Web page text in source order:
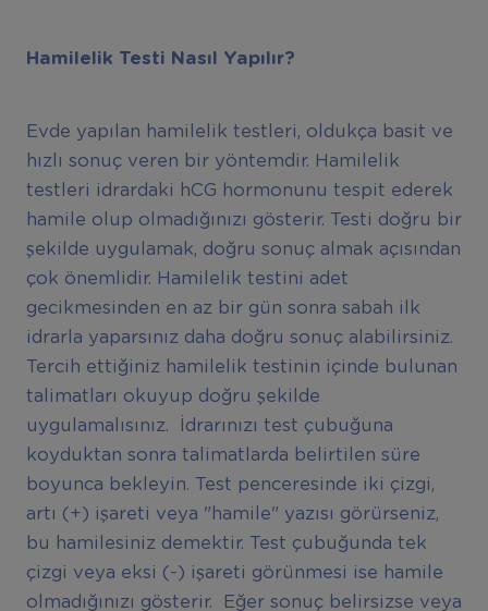
Hamilelik Testi Nasıl Yapılır?
Evde yapılan hamilelik testleri, oldukça basit ve
hızlı sonuç veren bir yöntemdir. Hamilelik
testleri idrardaki hCG hormonunu tespit ederek
hamile olup olmadığınızı gösterir. Testi doğru bir
şekilde uygulamak, doğru sonuç almak açısından
çok önemlidir. Hamilelik testini adet
gecikmesinden en az bir gün sonra sabah ilk
idrarla yaparsınız daha doğru sonuç alabilirsiniz.
Tercih ettiğiniz hamilelik testinin içinde bulunan
talimatları okuyup doğru şekilde
uygulamalısınız. İdrarınızı test çubuğuna
koyduktan sonra talimatlarda belirtilen süre
boyunca bekleyin. Test penceresinde iki çizgi,
artı (+) işareti veya "hamile" yazısı görürseniz,
bu hamilesiniz demektir. Test çubuğunda tek
çizgi veya eksi (-) işareti görünmesi ise hamile
olmadığınızı gösterir. Eğer sonuç belirsizse veya